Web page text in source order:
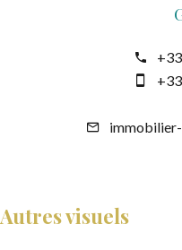
Autres visuels